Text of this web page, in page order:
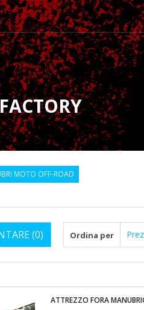
MOTO OFF-ROAD
(0) Ordina per Prezzo:
ATTREZZO FORA